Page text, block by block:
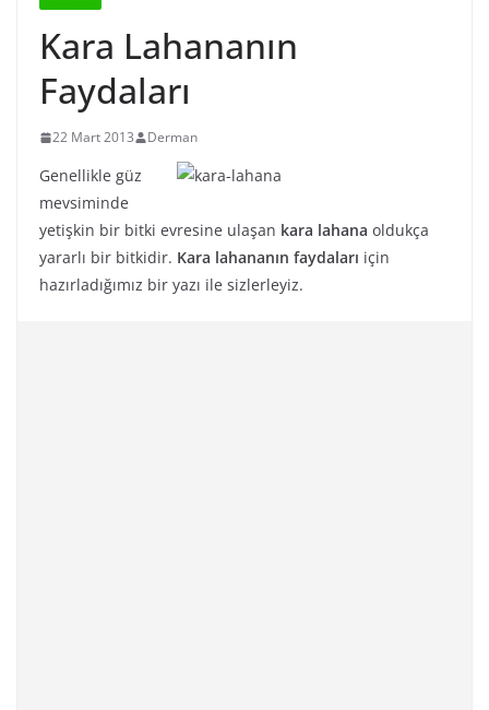
Kara Lahananın
Faydaları
22 Mart 2013 Derman
Genellikle güz
mevsiminde
yetişkin bir bitki evresine ulaşan kara lahana oldukça
yararlı bir bitkidir. Kara lahananın faydaları için
hazırladığımız bir yazı ile sizlerleyiz.